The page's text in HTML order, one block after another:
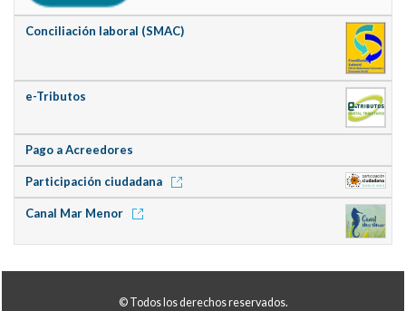
Conciliación laboral (SMAC)
e-Tributos
Pago a Acreedores
Participación ciudadana
Canal Mar Menor
© Todos los derechos reservados.